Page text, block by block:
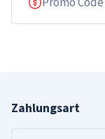
Zahlungsart